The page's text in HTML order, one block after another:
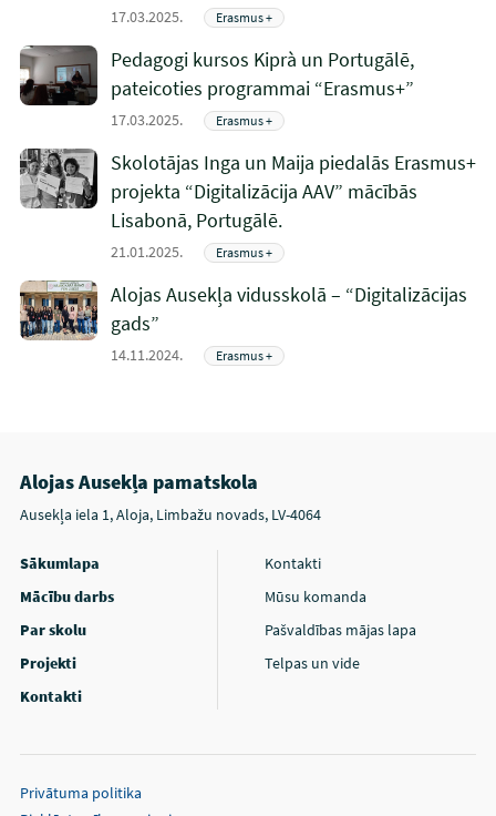
17.03.2025. Erasmus +
Pedagogi kursos Kiprà un Portugālē,
pateicoties programmai “Erasmus+”
17.03.2025. Erasmus +
Skolotājas Inga un Maija piedalās Erasmus+
projekta “Digitalizācija AAV” mācībās
Lisabonā, Portugālē.
21.01.2025. Erasmus +
Alojas Ausekļa vidusskolā – “Digitalizācijas
gads”
14.11.2024. Erasmus +
Alojas Ausekļa pamatskola
Ausekļa iela 1, Aloja, Limbažu novads, LV-4064
Sākumlapa
Mācību darbs
Par skolu
Projekti
Kontakti
Kontakti
Mūsu komanda
Pašvaldības mājas lapa
Telpas un vide
Privātuma politika